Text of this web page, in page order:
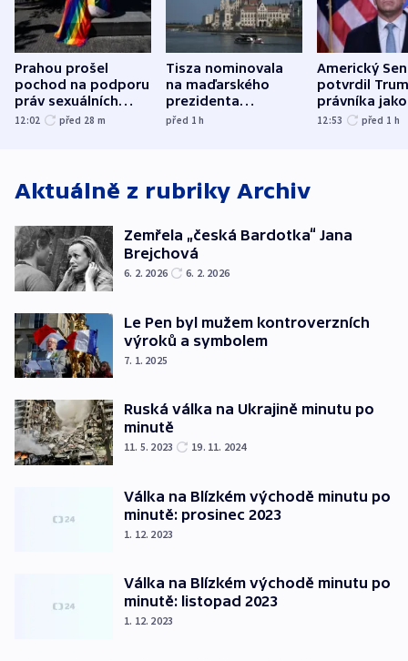
Prahou prošel
pochod na podporu
práv sexuálních
menšin
12:02 před 28 m
Tisza nominovala
na maďarského
prezidenta
bývalého šéfa
před 1h
Americký
potvrdil
právníka jako
ministra
12:53 před 1 h
Aktuálně z rubriky Archiv
Zemřela „česká Bardotka“ Jana
Brejchová
6. 2. 2026 6. 2. 2026
Le Pen byl mužem kontroverzních
výroků a symbolem
7. 1. 2025
Ruská válka na Ukrajině minutu po
minutě
11. 5. 2023 19. 11. 2024
Válka na Blízkém východě minutu po
minutě: prosinec 2023
1. 12. 2023
Válka na Blízkém východě minutu po
minutě: listopad 2023
1. 12. 2023